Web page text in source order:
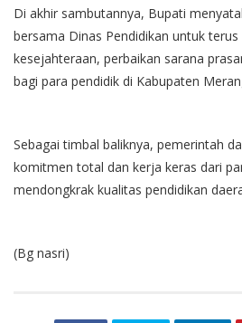
Di akhir sambutannya, Bupati
bersama Dinas Pendidikan untuk
kesejahteraan, perbaikan sarana
bagi para pendidik di Kabupaten
Sebagai timbal baliknya, pemerintah
komitmen total dan kerja keras dari
mendongkrak kualitas pendidikan
(Bg nasri)